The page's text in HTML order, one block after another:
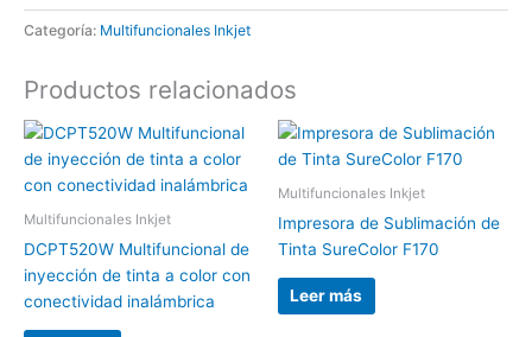
Categoría: Multifuncionales Inkjet
Productos relacionados
Multifuncionales Inkjet
DCPT520W Multifuncional de
inyección de tinta a color con
conectividad inalámbrica
Multifuncionales Inkjet
Impresora de Sublimación de
Tinta SureColor F170
Leer más